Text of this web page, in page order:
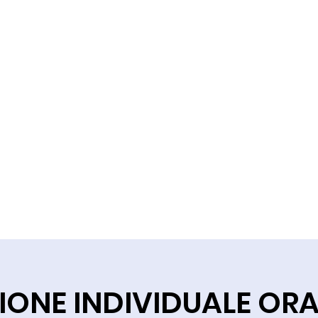
INDIVIDUALE